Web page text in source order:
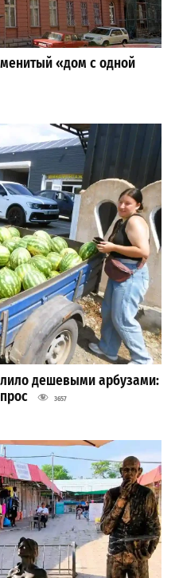
«дом с одной
дешевыми арбузами:
3657